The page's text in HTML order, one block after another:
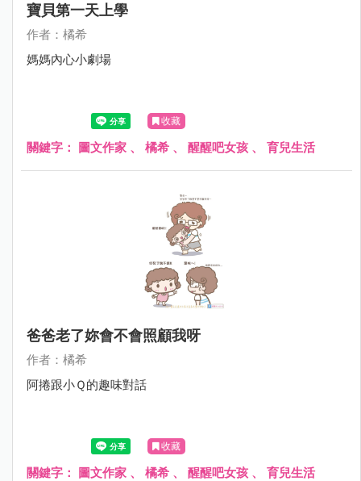
寶貝第一天上學
作者：橘希
媽媽內心小劇場
收藏
關鍵字： 圖文作家 、 橘希 、 醒醒吧女孩 、 育兒生活
爸爸老了妳會不會照顧我呀
作者：橘希
阿捲跟小Ｑ的趣味對話
收藏
關鍵字： 圖文作家 、 橘希 、 醒醒吧女孩 、 育兒生活